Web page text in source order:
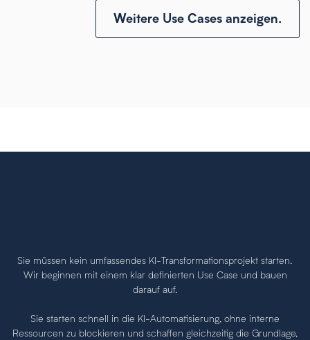
Weitere Use Cases anzeigen.
Sie müssen kein umfassendes KI-Transformationsprojekt starten.
Wir beginnen mit einem klar definierten Use Case und bauen
darauf auf.
Sie starten schnell in die KI-Automatisierung, ohne interne
Ressourcen zu blockieren und schaffen gleichzeitig die Grundlage,